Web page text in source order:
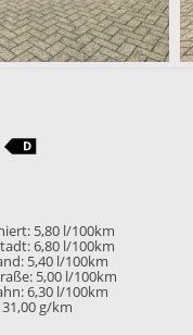
5,80 l/100km
6,80 l/100km
5,40 l/100km
5,00 l/100km
6,30 l/100km
g/km